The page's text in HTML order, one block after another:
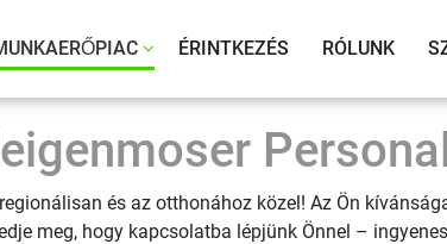
GmbH
ÉRINTKEZÉS RÓLUNK
és az otthonához közel! Az Ön
meg, hogy kapcsolatba lépjünk Önnel –